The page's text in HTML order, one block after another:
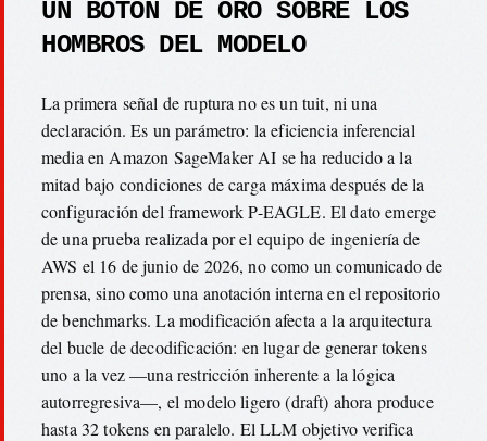
UN BOTÓN DE ORO SOBRE LOS
HOMBROS DEL MODELO
La primera señal de ruptura no es un tuit, ni una
declaración. Es un parámetro: la eficiencia inferencial
media en Amazon SageMaker AI se ha reducido a la
mitad bajo condiciones de carga máxima después de la
configuración del framework P-EAGLE. El dato emerge
de una prueba realizada por el equipo de ingeniería de
AWS el 16 de junio de 2026, no como un comunicado de
prensa, sino como una anotación interna en el repositorio
de benchmarks. La modificación afecta a la arquitectura
del bucle de decodificación: en lugar de generar tokens
uno a la vez —una restricción inherente a la lógica
autorregresiva—, el modelo ligero (draft) ahora produce
hasta 32 tokens en paralelo. El LLM objetivo verifica